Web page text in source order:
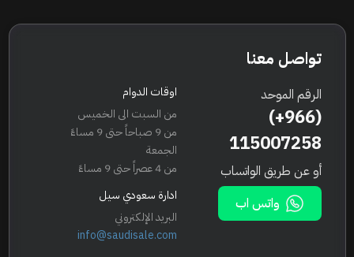
تواصل معنا
الرقم الموحد
(+966)
115007258
أو عن طريق الواتساب
واتس اب
اوقات الدوام
من السبت الى الخميس
من 9 صباحاً حتى 9 مساءً
الجمعة
من 4 عصراً حتى 9 مساءً
ادارة سعودي سيل
البريد الإلكتروني
info@saudisale.com